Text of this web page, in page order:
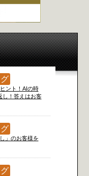
ント！AIの時
し！答えはお客
」のお客様を